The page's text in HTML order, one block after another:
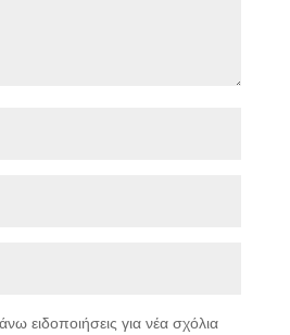
ειδοποιήσεις για νέα σχόλια